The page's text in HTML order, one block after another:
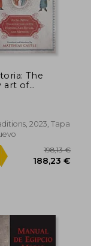
The
art of
(en Inglés)
2023, Tapa